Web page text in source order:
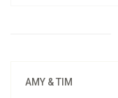
AMY & TIM